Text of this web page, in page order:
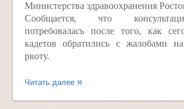
Министерства здравоохранения
Сообщается, что
потребовалась после того, как
кадетов обратились с жалобами
рвоту.
Читать далее